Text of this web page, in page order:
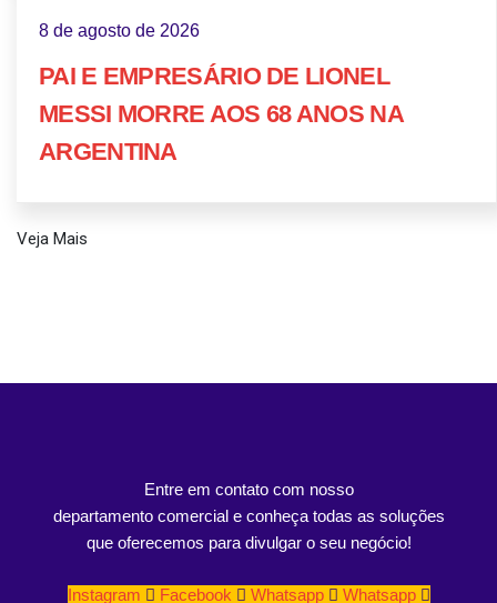
8 de agosto de 2026
PAI E EMPRESÁRIO DE LIONEL
MESSI MORRE AOS 68 ANOS NA
ARGENTINA
Veja Mais
Entre em contato com nosso
departamento comercial e conheça todas as soluções
que oferecemos para divulgar o seu negócio!
Instagram Facebook Whatsapp Whatsapp